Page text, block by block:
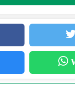
выпустили
и
тестовую
ключевые